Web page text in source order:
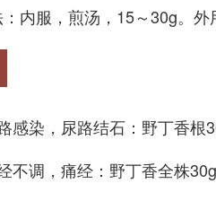
内服，煎汤，15～30g。外
感染，尿路结石：野丁香根
不调，痛经：野丁香全株30g